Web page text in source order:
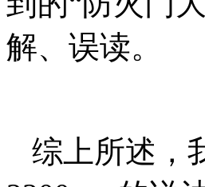
解、误读。
综上所述，